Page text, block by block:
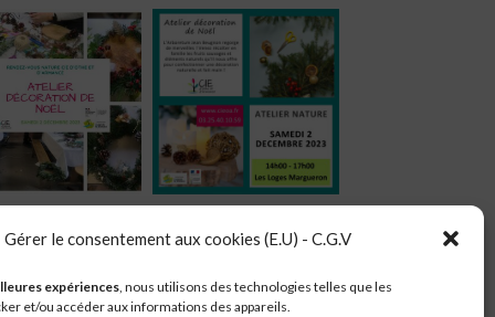
Gérer le consentement aux cookies (E.U) - C.G.V
expériences, nous utilisons des technologies telles que les
et/ou accéder aux informations des appareils.